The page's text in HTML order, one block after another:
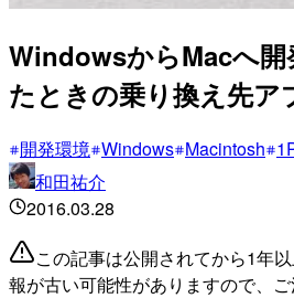
WindowsからMacへ開
たときの乗り換え先ア
開発環境 Windows Macintosh
和田祐介
2016.03.28
この記事は公開されてから1年
報が古い可能性がありますので、ご